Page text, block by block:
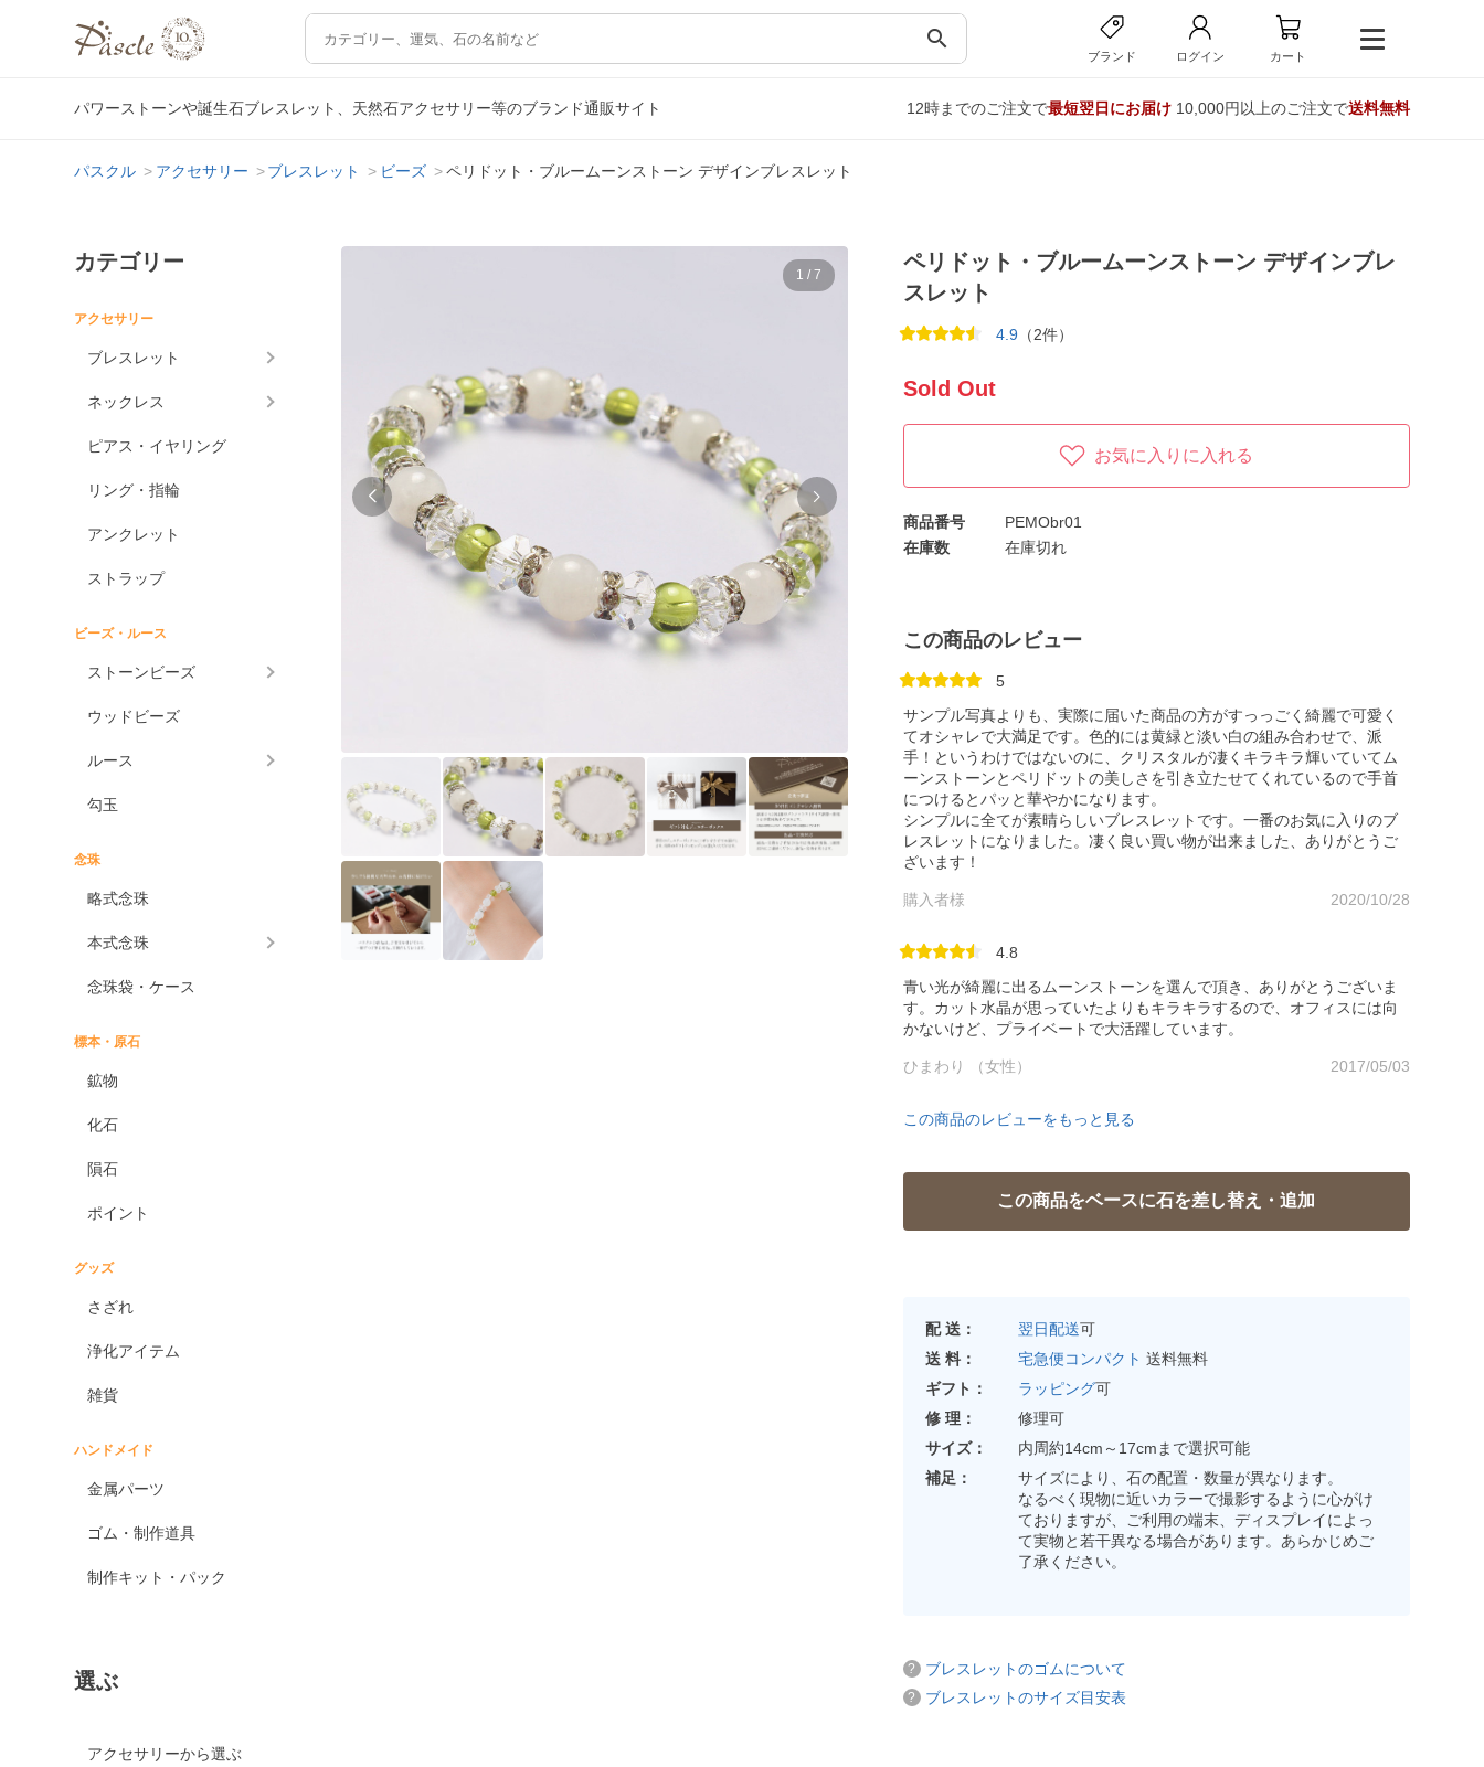
search
ブランド ログイン カート
パワーストーンや誕生石ブレスレット、天然石アクセサリー等のブランド通販サイト 12時までのご注文で最短翌日にお届け10,000円以上のご注文で送料無料
パスクル アクセサリー ブレスレット ビーズ ペリドット・ブルームーンストーン デザインブレスレット
カテゴリー
アクセサリー
ブレスレット
ネックレス
ピアス・イヤリング
リング・指輪
アンクレット
ストラップ
ビーズ・ルース
ストーンビーズ
ウッドビーズ
ルース
勾玉
念珠
略式念珠
本式念珠
念珠袋・ケース
標本・原石
鉱物
化石
隕石
ポイント
グッズ
さざれ
浄化アイテム
雑貨
ハンドメイド
金属パーツ
ゴム・制作道具
制作キット・パック
選ぶ
アクセサリーから選ぶ
1 / 7
ペリドット・ブルームーンストーン デザインブレ
スレット
4.9 （2件）
Sold Out
お気に入りに入れる
商品番号
PEMObr01
在庫数
在庫切れ
この商品のレビュー
5
サンプル写真よりも、実際に届いた商品の方がすっっごく綺麗で可愛く
てオシャレで大満足です。色的には黄緑と淡い白の組み合わせで、派
手！というわけではないのに、クリスタルが凄くキラキラ輝いていてム
ーンストーンとペリドットの美しさを引き立たせてくれているので手首
につけるとパッと華やかになります。
シンプルに全てが素晴らしいブレスレットです。一番のお気に入りのブ
レスレットになりました。凄く良い買い物が出来ました、ありがとうご
ざいます！
購入者様 2020/10/28
4.8
青い光が綺麗に出るムーンストーンを選んで頂き、ありがとうございま
す。カット水晶が思っていたよりもキラキラするので、オフィスには向
かないけど、プライベートで大活躍しています。
ひまわり （女性） 2017/05/03
この商品のレビューをもっと見る
配 送： 翌日配送可
送 料：
宅急便コンパクト 送料無料
ギフト：
ラッピング可
修 理：
修理可
サイズ：
内周約14cm～17cmまで選択可能
補足：
サイズにより、石の配置・数量が異なります。
なるべく現物に近いカラーで撮影するように心がけ
ておりますが、ご利用の端末、ディスプレイによっ
て実物と若干異なる場合があります。あらかじめご
了承ください。
ブレスレットのゴムについて
ブレスレットのサイズ目安表